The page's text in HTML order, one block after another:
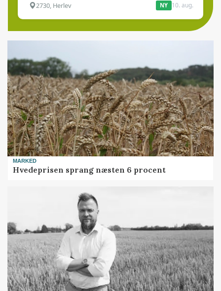
2730, Herlev NY 10. aug.
MARKED
Hvedeprisen sprang næsten 6 procent